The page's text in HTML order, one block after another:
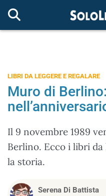
LIBRI DA LEGGERE E REGALARE
Muro di
Il 9 novembre 1989
Berlino. Ecco i libri
la storia.
Serena Di Battista